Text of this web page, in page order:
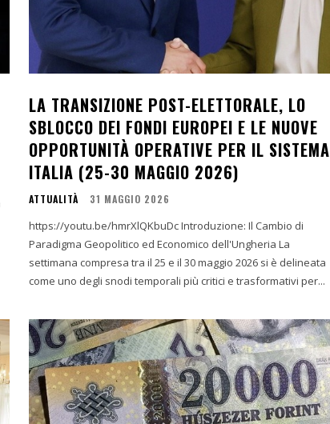
LA TRANSIZIONE POST-ELETTORALE, LO
SBLOCCO DEI FONDI EUROPEI E LE NUOVE
OPPORTUNITÀ OPERATIVE PER IL SISTEMA
ITALIA (25-30 MAGGIO 2026)
ATTUALITÀ 31 MAGGIO 2026
https://youtu.be/hmrXlQKbuDc Introduzione: Il Cambio di
Paradigma Geopolitico ed Economico dell'Ungheria La
settimana compresa tra il 25 e il 30 maggio 2026 si è delineata
come uno degli snodi temporali più critici e trasformativi per...